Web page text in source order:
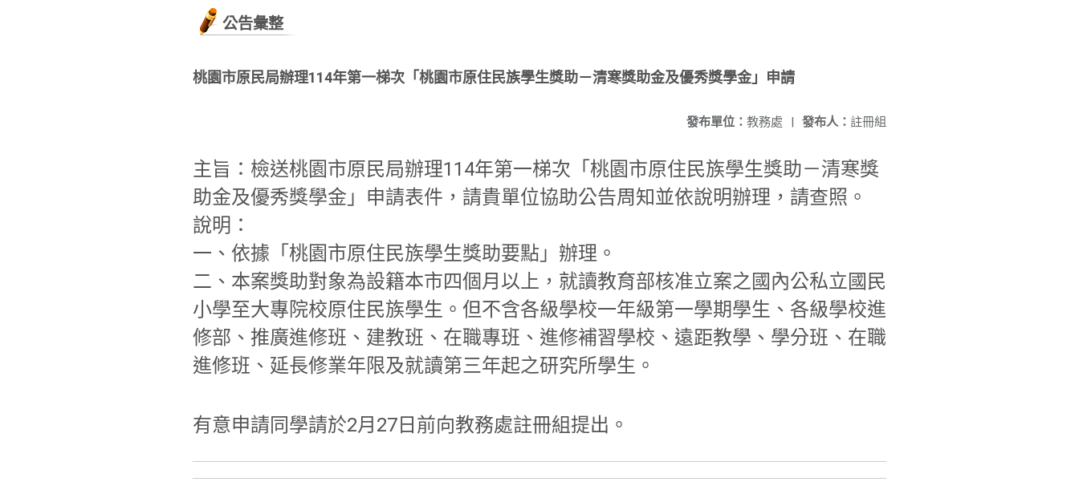
公告彙整
桃園市原民局辦理114年第一梯次「桃園市原住民族學生獎助－清寒獎助金及優秀獎學金」申請
發布人： 註冊組
發布單位： 教務處 |
主旨：檢送桃園市原民局辦理114年第一梯次「桃園市原住民族學生獎助－清寒獎
助金及優秀獎學金」申請表件，請貴單位協助公告周知並依說明辦理，請查照。
說明：
一、依據「桃園市原住民族學生獎助要點」辦理。
二、本案獎助對象為設籍本市四個月以上，就讀教育部核准立案之國內公私立國民
小學至大專院校原住民族學生。但不含各級學校一年級第一學期學生、各級學校進
修部、推廣進修班、建教班、在職專班、進修補習學校、遠距教學、學分班、在職
進修班、延長修業年限及就讀第三年起之研究所學生。
有意申請同學請於2月27日前向教務處註冊組提出。